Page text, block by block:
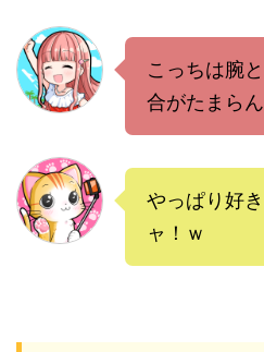
こっちは腕
合がたまらん
やっぱり好
ャ！ｗ